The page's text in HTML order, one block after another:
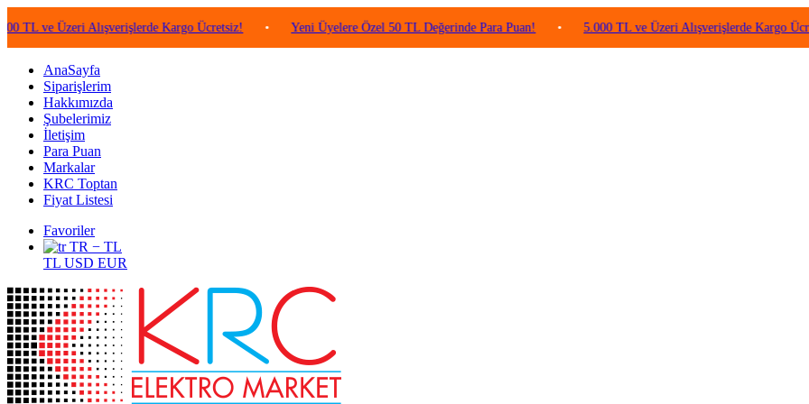
Üzeri Alışverişlerde Kargo Ücretsiz! • Yeni Üyelere Özel 50 TL Değerinde Para Puan! • 5.000 TL ve Üzeri Alışverişlerde Kargo Ücretsiz!
AnaSayfa
Siparişlerim
Hakkımızda
Şubelerimiz
İletişim
Para Puan
Markalar
KRC Toptan
Fiyat Listesi
Favoriler
TR − TL
TL USD EUR